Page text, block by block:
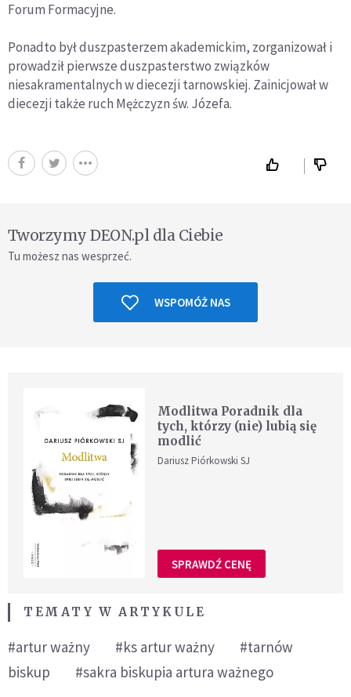
Forum Formacyjne.
Ponadto był duszpasterzem akademickim, zorganizował i
prowadził pierwsze duszpasterstwo związków
niesakramentalnych w diecezji tarnowskiej. Zainicjował w
diecezji także ruch Mężczyzn św. Józefa.
Tworzymy DEON.pl dla Ciebie
Tu możesz nas wesprzeć.
WSPOMÓŻ NAS
Modlitwa Poradnik dla
tych, którzy (nie) lubią się
modlić
Dariusz Piórkowski SJ
SPRAWDŹ CENĘ
TEMATY W ARTYKULE
#artur ważny #ks artur ważny
#tarnów
biskup
#sakra biskupia artura ważnego